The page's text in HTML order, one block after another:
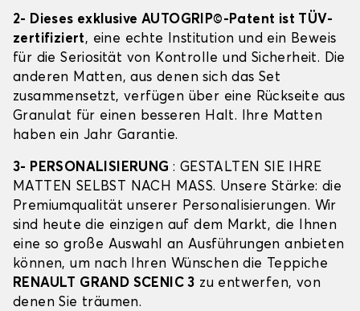
2- Dieses exklusive AUTOGRIP©-Patent ist TÜV-
zertifiziert, eine echte Institution und ein Beweis
für die Seriosität von Kontrolle und Sicherheit. Die
anderen Matten, aus denen sich das Set
zusammensetzt, verfügen über eine Rückseite aus
Granulat für einen besseren Halt. Ihre Matten
haben ein Jahr Garantie.
3- PERSONALISIERUNG : GESTALTEN SIE IHRE
MATTEN SELBST NACH MASS. Unsere Stärke: die
Premiumqualität unserer Personalisierungen. Wir
sind heute die einzigen auf dem Markt, die Ihnen
eine so große Auswahl an Ausführungen anbieten
können, um nach Ihren Wünschen die Teppiche
RENAULT GRAND SCENIC 3 zu entwerfen, von
denen Sie träumen.